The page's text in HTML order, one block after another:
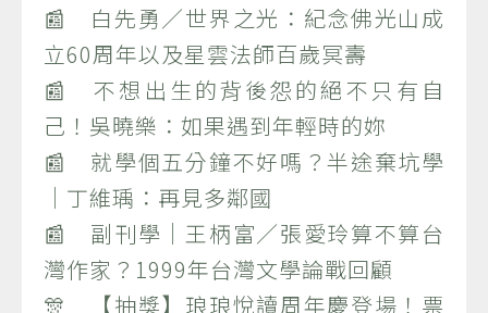
📰 白先勇／世界之光：紀念佛光山成
立60周年以及星雲法師百歲冥壽
📰 不想出生的背後怨的絕不只有自
己！吳曉樂：如果遇到年輕時的妳
📰 就學個五分鐘不好嗎？半途棄坑學
｜丁維瑀：再見多鄰國
📰 副刊學｜王柄富／張愛玲算不算台
灣作家？1999年台灣文學論戰回顧
🎊 【抽獎】琅琅悅讀周年慶登場！票